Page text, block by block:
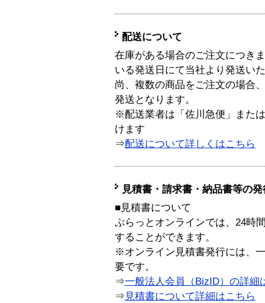
配送について
在庫がある場合のご注文につき
いる発送日にて当社より発送い
尚、複数の商品をご注文の場合
発送となります。
※配送業者は「佐川急便」また
けます
⇒配送について詳しくはこちら
見積書・請求書・納品書等の
■見積書について
ぷらっとオンラインでは、24時
することができます。
※オンライン見積書発行には、
要です。
⇒一般法人会員（BizID）の詳細
⇒ 見積書について詳細はこちら